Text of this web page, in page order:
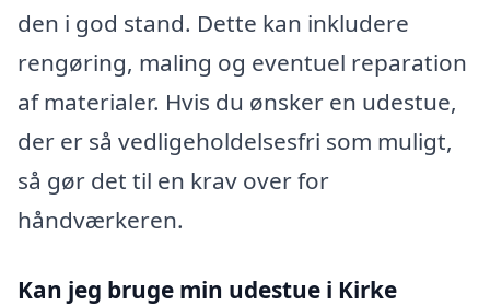
den i god stand. Dette kan inkludere
rengøring, maling og eventuel reparation
af materialer. Hvis du ønsker en udestue,
der er så vedligeholdelsesfri som muligt,
så gør det til en krav over for
håndværkeren.
Kan jeg bruge min udestue i Kirke